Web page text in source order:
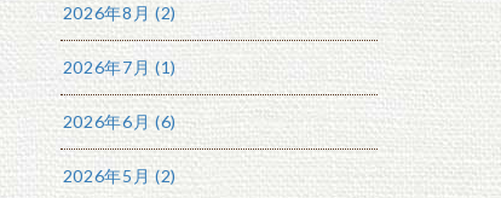
2026年8月 (2)
2026年7月 (1)
2026年6月 (6)
2026年5月 (2)